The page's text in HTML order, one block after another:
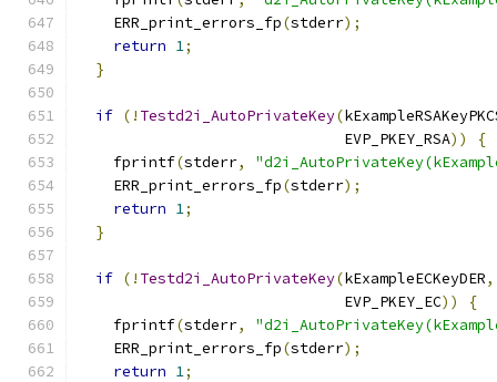
    ERR_print_errors_fp
(stderr);
return 1;
}
if (! Testd2i_AutoPrivateKey(
                              EVP_PKEY_RSA
))
{
    fprintf
(stderr,
    ERR_print_errors_fp
(stderr);
return 1;
}
if (! Testd2i_AutoPrivateKey(kExampleECKeyDER,
                              EVP_PKEY_EC
))
{
    fprintf
(stderr,
    ERR_print_errors_fp
(stderr);
return 1;